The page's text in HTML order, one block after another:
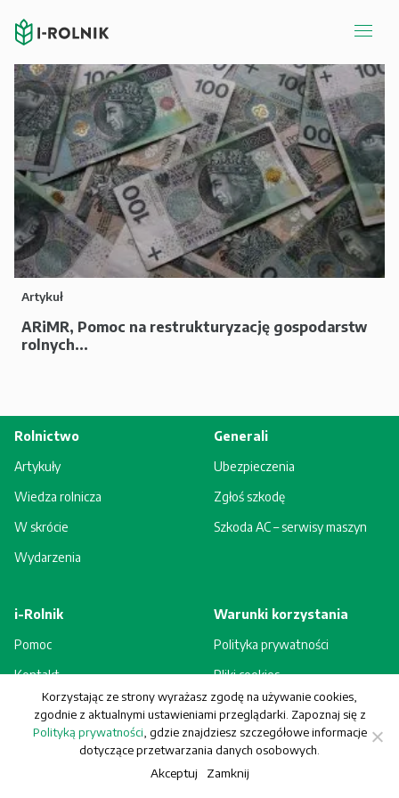
Artykuł
ARiMR, Pomoc na restrukturyzację gospodarstw
rolnych...
Rolnictwo
Artykuły
Wiedza rolnicza
W skrócie
Wydarzenia
Generali
Ubezpieczenia
Zgłoś szkodę
Szkoda AC – serwisy maszyn
i-Rolnik
Pomoc
Kontakt
Rejestracja - korzyści
Warunki korzystania
Polityka prywatności
Pliki cookies
Regulamin
© Generali Towarzystwo Ubezpieczeń S.A. Wszelkie prawa zastrzeżone.
Korzystając ze strony wyrażasz zgodę na używanie cookies,
zgodnie z aktualnymi ustawieniami przeglądarki. Zapoznaj się z
Polityką prywatności , gdzie znajdziesz szczegółowe informacje
dotyczące przetwarzania danych osobowych.
Akceptuj Zamknij